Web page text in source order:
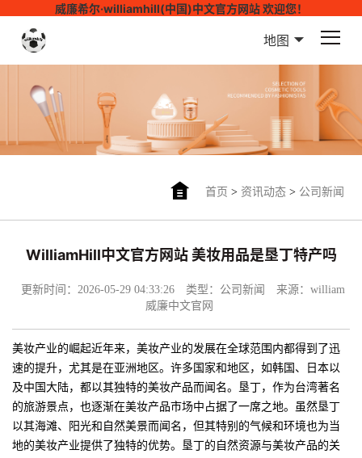
威廉希尔·williamhill(中国)中文官方网站 欢迎您！
地图
首页 > 资讯动态> 公司新闻
WilliamHill中文官方网站 美妆用品是垦丁特产吗
更新时间：2026-05-29 04:33:26 类型：公司新闻
来源：william
威廉中文官网
美妆产业的崛起近年来，美妆产业的发展在全球范围内都得到了迅
速的提升，尤其是在亚洲地区。许多国家和地区，如韩国、日本以
及中国大陆，都以其独特的美妆产品而闻名。垦丁，作为台湾著名
的旅游景点，也逐渐在美妆产品市场中占据了一席之地。虽然垦丁
以其海滩、阳光和自然美景而闻名，但其特别的气候和环境也为当
地的美妆产业提供了独特的优势。垦丁的自然资源与美妆产品的关